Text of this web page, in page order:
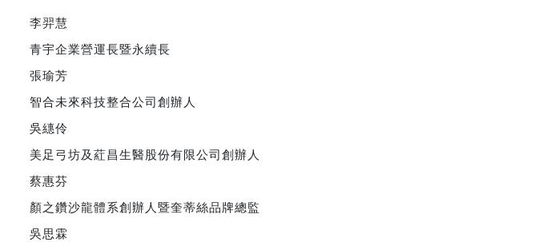
李羿慧
青宇企業營運長暨永續長
張瑜芳
智合未來科技整合公司創辦人
吳繐伶
美足弓坊及葒昌生醫股份有限公司創辦人
蔡惠芬
顏之鑽沙龍體系創辦人暨奎蒂絲品牌總監
吳思霖